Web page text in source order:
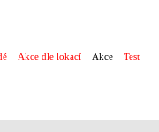
Akce dle lokací Akce Test